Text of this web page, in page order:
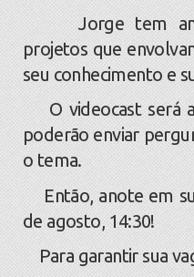
Jorge tem
projetos que
seu conhecimento e
O videocast será
poderão enviar
o tema.
Então, anote em
de agosto, 14:30!
Para garantir sua